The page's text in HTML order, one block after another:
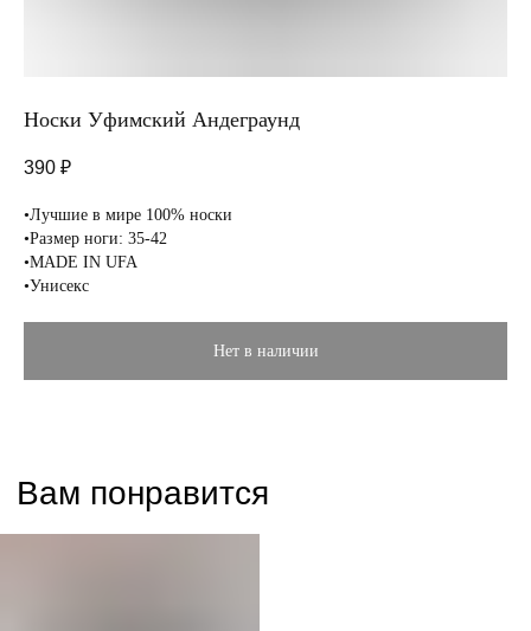
Носки Уфимский Андеграунд
390 ₽
•Лучшие в мире 100% носки
•Размер ноги: 35-42
•MADE IN UFA
•Унисекс
Нет в наличии